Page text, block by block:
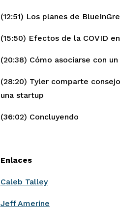
(12:51) Los planes de
(15:50) Efectos de la COVID
(20:38) Cómo asociarse con
(28:20) Tyler comparte
una startup
(36:02) Concluyendo
Enlaces
Caleb Talley
Jeff Amerine